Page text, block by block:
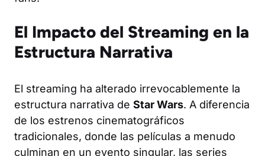
El Impacto del Streaming en la
Estructura Narrativa
El streaming ha alterado irrevocablemente la
estructura narrativa de Star Wars. A diferencia
de los estrenos cinematográficos
tradicionales, donde las películas a menudo
culminan en un evento singular, las series